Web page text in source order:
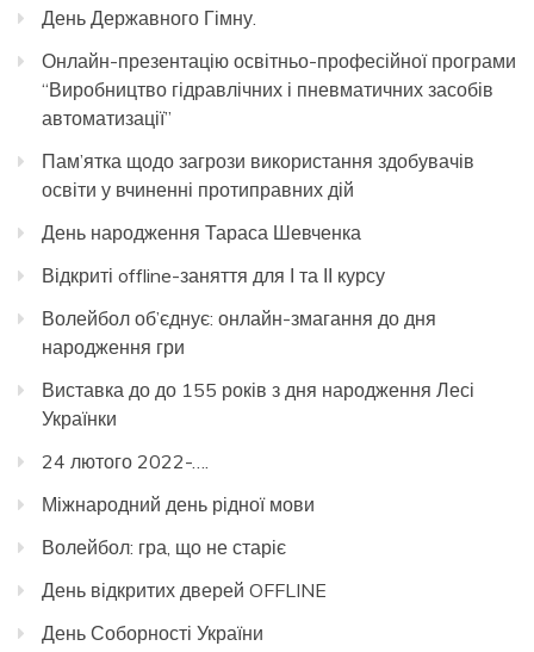
День Державного Гімну.
Онлайн-презентацію освітньо-професійної програми
“Виробництво гідравлічних і пневматичних засобів
автоматизації”
Пам’ятка щодо загрози використання здобувачів
освіти у вчиненні протиправних дій
День народження Тараса Шевченка
Відкриті offline-заняття для І та ІІ курсу
Волейбол об’єднує: онлайн-змагання до дня
народження гри
Виставка до до 155 років з дня народження Лесі
Українки
24 лютого 2022-….
Міжнародний день рідної мови
Волейбол: гра, що не старіє
День відкритих дверей OFFLINE
День Соборності України